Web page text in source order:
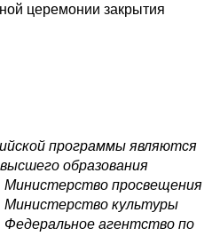
церемонии закрытия
программы являются
образования
Министерство просвещения
Министерство культуры
Федеральное агентство по